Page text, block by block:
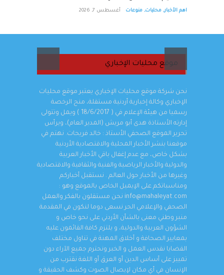
اهم الأخبار
أغسطس 7, 2026
اهم الأخبار, محليات, منوعات أغسطس 7, 2026
موقع محليات الإخباري
نحن شركة موقع محليات الإخباري يعتبر موقع محليات
الإخباري وكالة إخبارية أردنية مستقلة، منح الرخصة
رسميا من هيئة الإعلام في ( 18/6/2017 ) ويمل وتتولى
إدارته الأستاذة هدى أبو مريش (المدير العام)، ويرأس
تحرير الموقع الصحفي الأستاذ : خالد فريحات. نهتم في
موقعنا بنشر الأخبار المحلية والاقتصادية الأردنية
بشكل خاص، مع عدم إغفال باقي الأخبار العربية
والدولية والأخبار الرياضية والفنية والثقافية والاقتصادية
وغيرها من الأخبار حول العالم . نستقبل أخباركم
ومناسباتكم على الإيميل الخاص بالموقع وهو :
info@mahaleyat.com نحن مستقلون بالفكر والعمل
الصحفي والإعلامي الحر نسعى دوما لنكون في المقدمة
منبر وطني معنى بالشأن الأردني على نحو خاص و
الشؤون العربية والدولية، و يلتزم كافة القائمون عليه
بمعايير الصحافة و أخلاق المهنة في تناول مختلف
القضايا نقدس العمل و الخبر ونحترم جميع الآراء دون
تمييز على أساس الدين أو العرق أو اللغة نقترب من
الإنسان في أي مكان لإيصال الصوت وكشف الحقيقة و